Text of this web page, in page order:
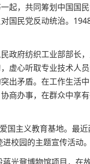
起，共同筹划中国国
国民党反动统治。
政府纺织工业部部长
虚心听取专业技术人
出矛盾。在工作生活
商办事，在群众中享
国主义教育基地。最
校园的主题宣传活动。